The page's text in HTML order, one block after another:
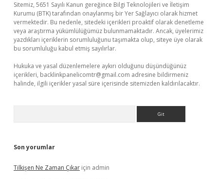
Sitemiz, 5651 Sayılı Kanun gereğince Bilgi Teknolojileri ve İletişim
Kurumu (BTK) tarafından onaylanmış bir Yer Sağlayıcı olarak hizmet
vermektedir. Bu nedenle, sitedeki içerikleri proaktif olarak denetleme
veya araştırma yükümlülüğümüz bulunmamaktadır. Ancak, üyelerimiz
yazdıkları içeriklerin sorumluluğunu taşımakta olup, siteye üye olarak
bu sorumluluğu kabul etmiş sayılırlar.
Hukuka ve yasal düzenlemelere aykırı olduğunu düşündüğünüz
içerikleri, backlinkpanelicomtr@gmail.com adresine bildirmeniz
halinde, ilgili içerikler yasal süre içerisinde sitemizden kaldırılacaktır.
Son yorumlar
Tilkişen Ne Zaman Çıkar için admin